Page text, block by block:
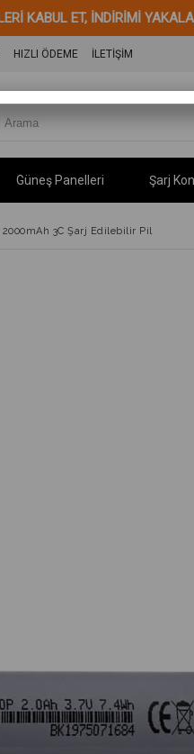
KABUL ET,
HIZLI ÖDEME İLETİŞİM
Güneş Panelleri Şarj
2000mAh 3C Şarj Edilebilir Pil